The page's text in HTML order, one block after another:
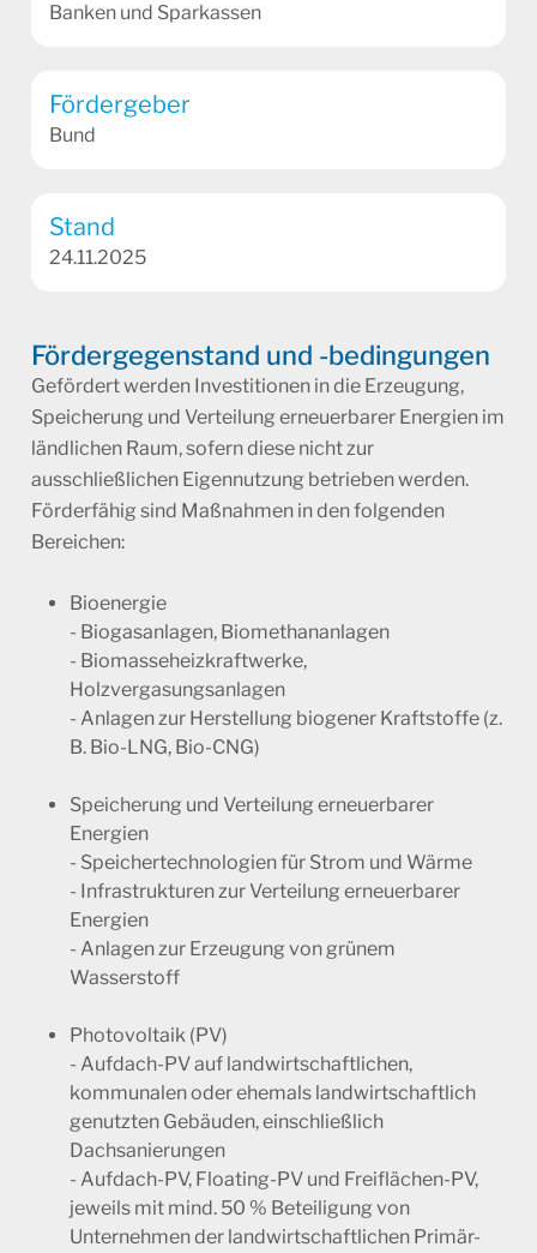
Fördergegenstand und -bedingungen
Gefördert werden Investitionen in die Erzeugung,
Speicherung und Verteilung erneuerbarer Energien im
ländlichen Raum, sofern diese nicht zur
ausschließlichen Eigennutzung betrieben werden.
Förderfähig sind Maßnahmen in den folgenden
Bereichen:
Bioenergie
- Biogasanlagen, Biomethananlagen
- Biomasseheizkraftwerke,
Holzvergasungsanlagen
- Anlagen zur Herstellung biogener Kraftstoffe (z.
B. Bio-LNG, Bio-CNG)
Speicherung und Verteilung erneuerbarer
Energien
- Speichertechnologien für Strom und Wärme
- Infrastrukturen zur Verteilung erneuerbarer
Energien
- Anlagen zur Erzeugung von grünem
Wasserstoff
Photovoltaik (PV)
- Aufdach-PV auf landwirtschaftlichen,
kommunalen oder ehemals landwirtschaftlich
genutzten Gebäuden, einschließlich
Dachsanierungen
- Aufdach-PV, Floating-PV und Freiflächen-PV,
jeweils mit mind. 50 % Beteiligung von
Unternehmen der landwirtschaftlichen Primär-
Banken und Sparkassen
Fördergeber
Bund
Stand
24.11.2025